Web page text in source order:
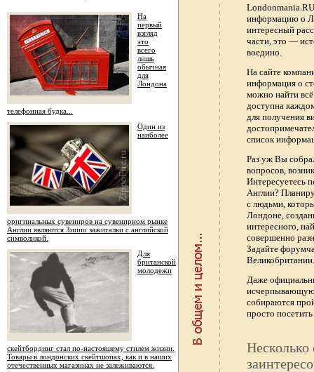
На
первый
взгляд
это
всего
лишь
обычная
для
Лондона
телефонная будка...
Один из
наиболее
оригинальных сувениров на сувенирном рынке
Англии являются Зиппо зажигалки с английской
символикой.
Для
британской
молодежи
скейтбординг стал по-настоящему стилем жизни.
Товары в лондонских скейтшопах, как и в наших
отечественных магазинах не залеживаются.
информацию о
интересный
части, это —
воедино.
На сайте
информация о
можно найти
доступна
для получения
список
Раз уж Вы
вопросов,
Интересуетесь
Англии?
с людьми,
Лондоне,
интересного,
совершенно
Задайте
Даже
исчерпывающую
собираются
просто
Несколько